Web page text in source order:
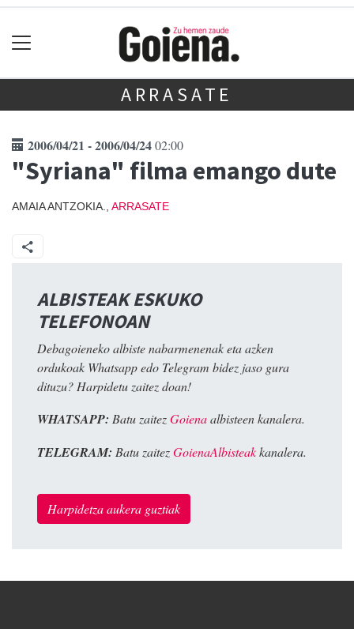
ARRASATE
2006/04/21 - 2006/04/2402:00
"Syriana" filma emango dute
AMAIA ANTZOKIA., ARRASATE
ALBISTEAK ESKUKO
TELEFONOAN
Debagoieneko albiste nabarmenenak eta azken
ordukoak Whatsapp edo Telegram bidez jaso gura
dituzu? Harpidetu zaitez doan!
WHATSAPP: Batu zaitezGoienaalbisteen kanalera.
TELEGRAM: Batu zaitezGoienaAlbisteakkanalera.
Harpidetza aukera guztiak